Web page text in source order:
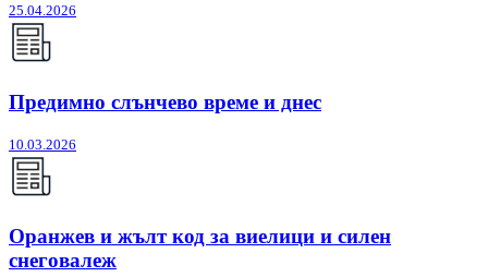
25.04.2026
Предимно слънчево време и днес
10.03.2026
Оранжев и жълт код за виелици и силен
снеговалеж